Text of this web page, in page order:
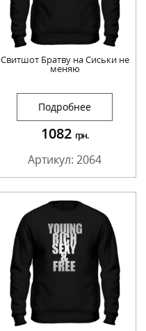
Свитшот Братву на Сиськи не
меняю
Подробнее
1082 грн.
Артикул: 2064